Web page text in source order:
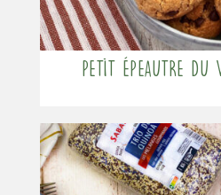
Petit Épeautre du